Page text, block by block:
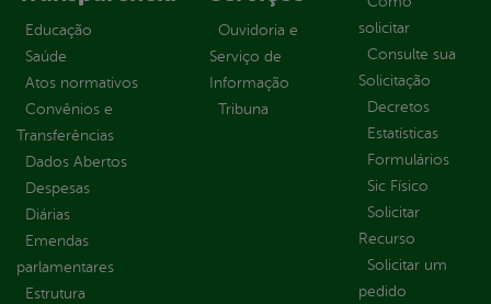
Educação
Saúde
Atos normativos
Convênios e
Transferências
Dados Abertos
Despesas
Diárias
Emendas
parlamentares
Estrutura
Ouvidoria e
Serviço de
Informação
Tribuna
solicitar
Consulte sua
Solicitação
Decretos
Estatísticas
Formulários
Sic Físico
Solicitar
Recurso
Solicitar um
pedido